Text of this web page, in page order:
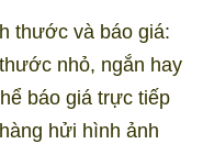
thước và báo giá:
nhỏ, ngắn hay
báo giá trực tiếp
hửi hình ảnh